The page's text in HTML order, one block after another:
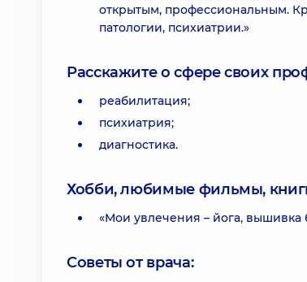
открытым, профессиональным.
патологии, психиатрии.»
Расскажите о сфере своих
реабилитация;
психиатрия;
диагностика.
Хобби, любимые фильмы,
«Мои увлечения – йога,
Советы от врача: